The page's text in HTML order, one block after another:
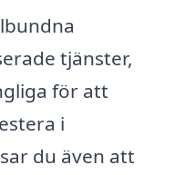
tjänster,
för att
i
du även att